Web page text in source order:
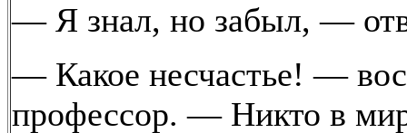
— Я знал, но забыл, —
— Какое несчастье! —
профессор. — Никто в